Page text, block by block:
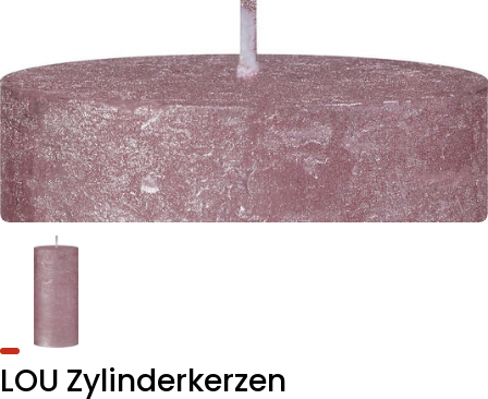
LOU Zylinderkerzen